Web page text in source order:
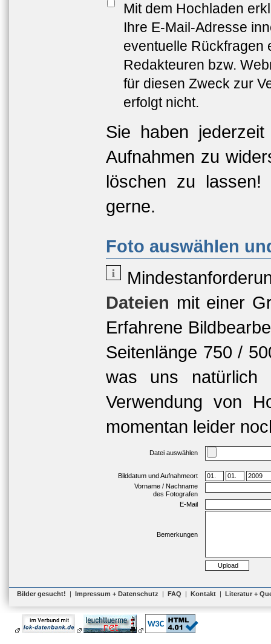
Mit dem Hochladen
Ihre E-Mail-Adresse
eventuelle Rückfragen
Redakteuren bzw.
für diesen Zweck zur
erfolgt nicht.
Sie haben
Aufnahmen zu
löschen zu lassen!
gerne.
Foto auswählen
Dateien mit einer
Erfahrene
Seitenlänge 750 /
was uns natürlich
Verwendung von
momentan leider
Datei auswählen
Bilddatum und Aufnahmeort
Vorname / Nachname
des Fotografen
E-Mail
Bemerkungen
Bilder gesucht! | Impressum + Datenschutz | FAQ | Kontakt | Literatur +